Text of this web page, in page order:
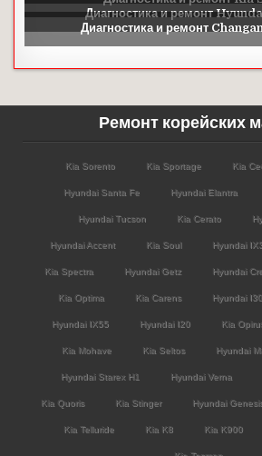
Ремонт корейских
Kia Sorento Kia Sportage Kia
Hyundai Santa Fe Hyundai Elantra
Hyundai Tucson Kia Cerato
Hyundai Accent Kia Soul Hyundai
Kia Spectra Hyundai Getz Hyundai
Kia Optima Kia Carens Hyundai I30
Hyundai IX55 Hyundai I20 Kia
Kia Mohave Kia Seltos Hyundai
Hyundai Starex H1 Hyundai Verna
Kia Quoris Kia Stinger Hyundai
Kia Telluride Kia K8 Kia K900